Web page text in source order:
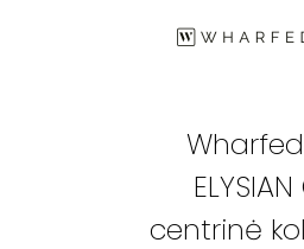
ELYSIAN
centrinė